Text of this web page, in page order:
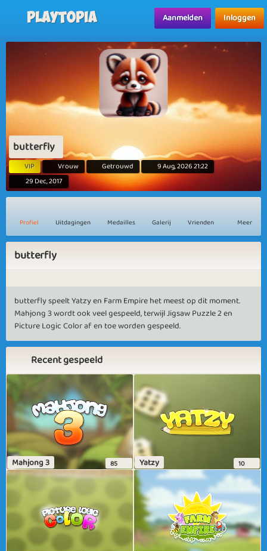
Playtopia Aanmelden Inloggen
butterfly
VIP Vrouw Getrouwd
9 Aug, 2026 21:22
29 Dec, 2017
Profiel Uitdagingen Medailles Galerij Vrienden Meer
butterfly
butterfly speelt Yatzy en Farm Empire het meest op dit moment.
Mahjong 3 wordt ook veel gespeeld, terwijl Jigsaw Puzzle 2 en
Picture Logic Color af en toe worden gespeeld.
Recent gespeeld
Mahjong 3 85 Yatzy 10